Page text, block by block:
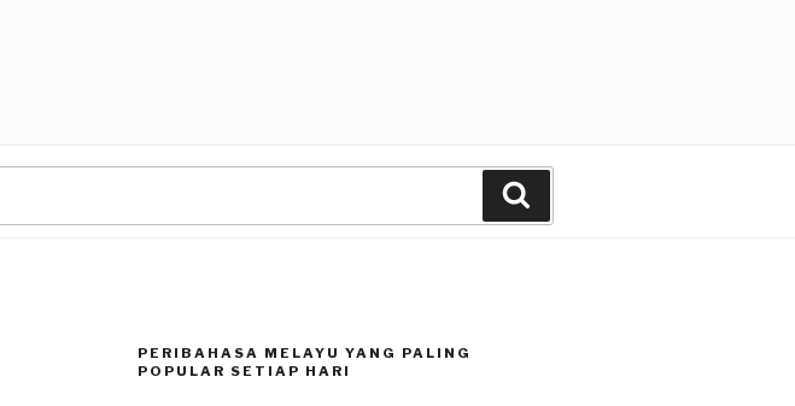
PERIBAHASA MELAYU YANG PALING
POPULAR SETIAP HARI